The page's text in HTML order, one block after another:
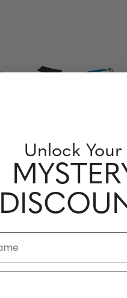
Information sur
du numérique avec Cruz
équipées d’un verre à
prouvées et
Unlock Your